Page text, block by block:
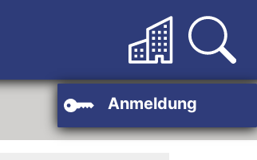
Anmeldung